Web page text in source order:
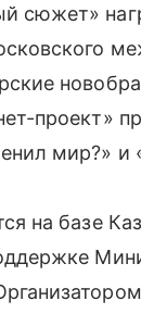
сюжет»
проект»
мир?»
на базе